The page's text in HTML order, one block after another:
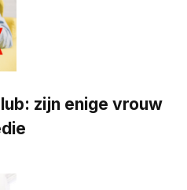
zijn enige vrouw